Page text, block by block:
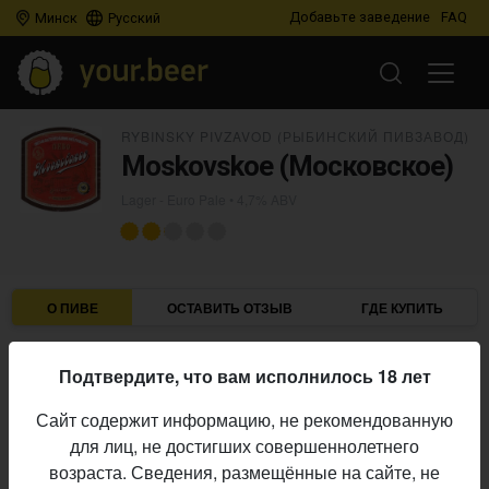
Минск Русский Добавьте заведение FAQ
Moskovskoe (Московское)
О ПИВЕ ОСТАВИТЬ ОТЗЫВ ГДЕ КУПИТЬ
Пивоварня:
Rybinsky Pivzavod (Рыбинский Пивзавод)
Алкоголь:
4,7%
Начало
выпуска:
25.04.2016
Подтвердите, что вам исполнилось 18 лет
Сайт содержит информацию, не рекомендованную
для лиц, не достигших совершеннолетнего
возраста. Сведения, размещённые на сайте, не